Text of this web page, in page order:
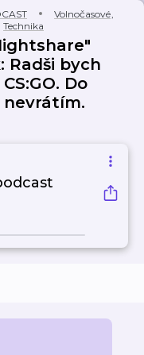
Volnočasové,
Technika
Radši bych
Do
nevrátím.